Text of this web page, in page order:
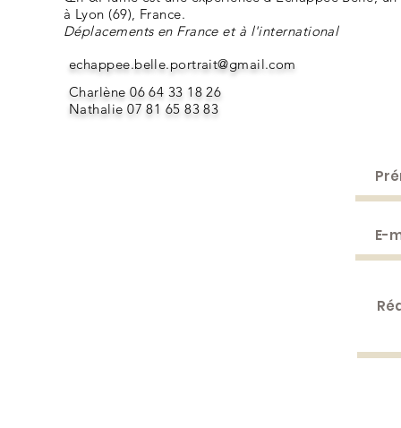
à Lyon (69), France.
Déplacements en France et à l'international
echappee.belle.portrait@gmail.com
Charlène 06 64 33 18 26
Nathalie 07 81 65 83 83